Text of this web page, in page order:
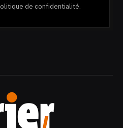
de confidentialité.